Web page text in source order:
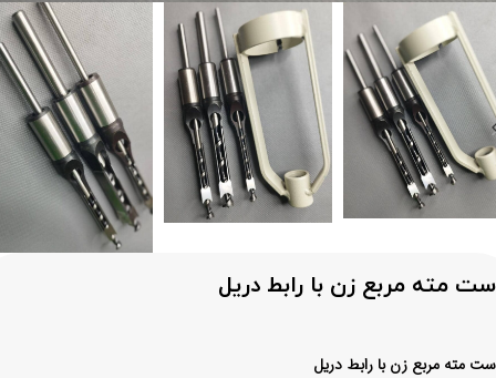
ست مته مربع زن با رابط دریل
ست مته مربع زن با رابط دریل